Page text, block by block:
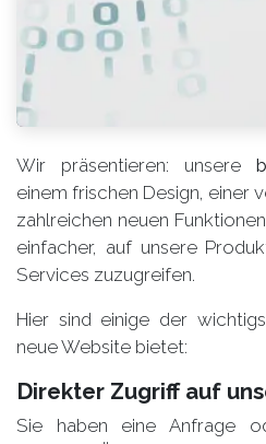
Wir präsentieren: unsere
einem frischen Design, einer
zahlreichen neuen
einfacher, auf unsere
Services zuzugreifen.
Hier sind einige der
neue Website bietet:
Direkter Zugriff auf
Sie haben eine Anfrage